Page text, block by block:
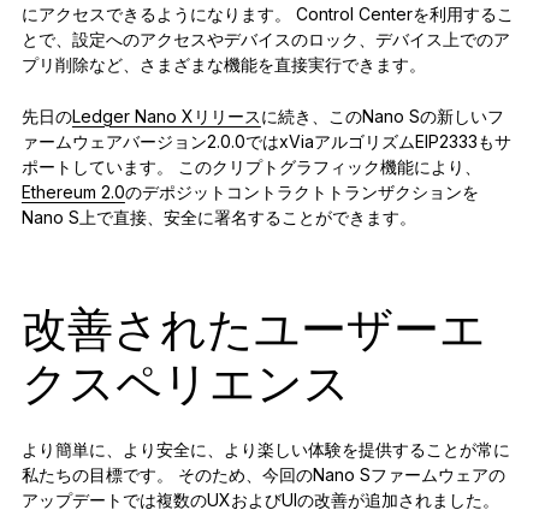
にアクセスできるようになります。 Control Centerを利用するこ
とで、設定へのアクセスやデバイスのロック、デバイス上でのア
プリ削除など、さまざまな機能を直接実行できます。
先日のLedger Nano Xリリースに続き、このNano Sの新しいフ
ァームウェアバージョン2.0.0ではxViaアルゴリズムEIP2333もサ
ポートしています。 このクリプトグラフィック機能により、
Ethereum 2.0のデポジットコントラクトトランザクションを
Nano S上で直接、安全に署名することができます。
改善されたユーザーエ
クスペリエンス
より簡単に、より安全に、より楽しい体験を提供することが常に
私たちの目標です。 そのため、今回のNano Sファームウェアの
アップデートでは複数のUXおよびUIの改善が追加されました。